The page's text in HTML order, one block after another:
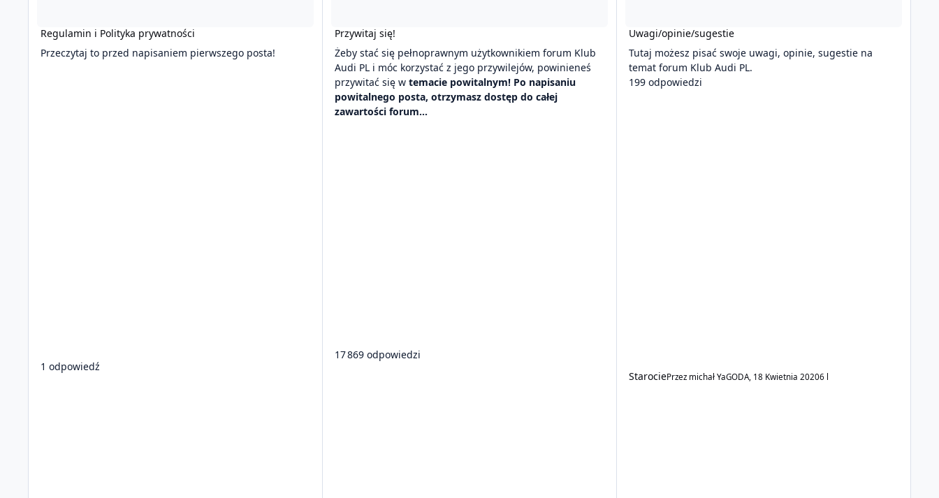
Regulamin i Polityka prywatności
Przeczytaj to przed napisaniem pierwszego posta!
1 odpowiedź
Przywitaj się!
Żeby stać się pełnoprawnym użytkownikiem forum Klub
Audi PL i móc korzystać z jego przywilejów, powinieneś
przywitać się w temacie powitalnym! Po napisaniu
powitalnego posta, otrzymasz dostęp do całej
zawartości forum...
17 869 odpowiedzi
Uwagi/opinie/sugestie
Tutaj możesz pisać swoje uwagi, opinie, sugestie na
temat forum Klub Audi PL.
199 odpowiedzi
StarociePrzez michał YaGODA, 18 Kwietnia 20206 l